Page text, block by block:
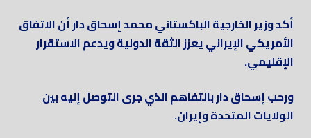
أكد وزير الخارجية الباكستاني محمد إسحاق دار أن الاتفاق
الأمريكي الإيراني يعزز الثقة الدولية ويدعم الاستقرار
الإقليمي.
ورحب إسحاق دار بالتفاهم الذي جرى التوصل إليه بين
الولايات المتحدة وإيران.